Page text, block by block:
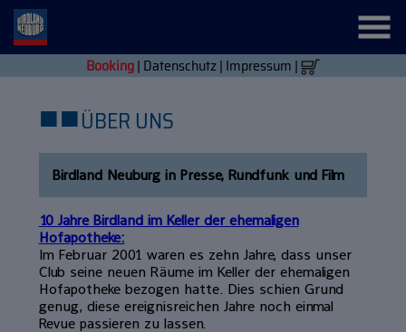
Booking| Datenschutz| Impressum |
■■ÜBER UNS
Birdland Neuburg in Presse, Rundfunk und Film
10 Jahre Birdland im Keller der ehemaligen
Hofapotheke:
Im Februar 2001 waren es zehn Jahre, dass unser
Club seine neuen Räume im Keller der ehemaligen
Hofapotheke bezogen hatte. Dies schien Grund
genug, diese ereignisreichen Jahre noch einmal
Revue passieren zu lassen.